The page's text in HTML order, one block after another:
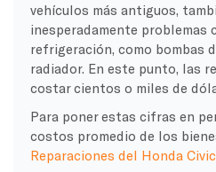
vehículos más antiguos,
inesperadamente problemas
refrigeración, como bombas
radiador. En este punto, las
costar cientos o miles de
Para poner estas cifras en
costos promedio de los
Reparaciones del Honda Civic